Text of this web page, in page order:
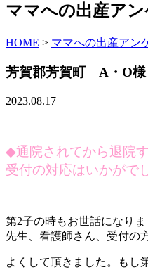
ママへの出産アン
HOME > ママへの出産アン
芳賀郡芳賀町 A・O様
2023.08.17
◆通院されてから退院
受付の対応はいかがで
第2子の時もお世話になり
先生、看護師さん、受付の
よくして頂きました。もし